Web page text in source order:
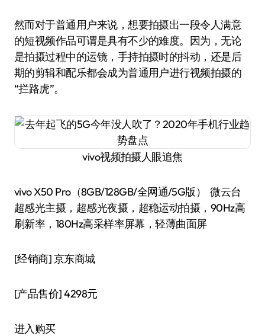
然而对于普通用户来说，想要拍摄出一段令人满意
的短视频作品可谓是具有不少的难度。因为，无论
是拍摄过程中的运镜，手持拍摄时的抖动，还是后
期的剪辑和配乐都会成为普通用户进行视频拍摄的
“拦路虎”。
vivo视频拍摄人眼追焦
vivo X50 Pro（8GB/128GB/全网通/5G版） 微云台
超感光主摄，超感光夜摄，超稳运动拍摄，90Hz高
刷新率，180Hz高采样率屏幕，轻薄曲面屏
[经销商]京东商城
[产品售价]4298元
进入购买